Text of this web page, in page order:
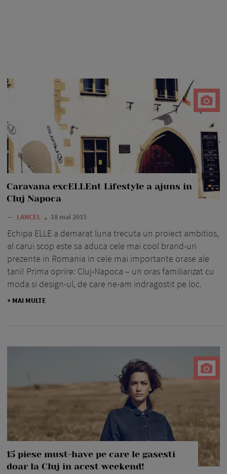
Caravana excELLEnt Lifestyle a ajuns in
Cluj Napoca
— LANCEL 18 mai 2015
Echipa ELLE a demarat luna trecuta un proiect ambitios,
al carui scop este sa aduca cele mai cool brand-uri
prezente in Romania in cele mai importante orase ale
tarii! Prima oprire: Cluj-Napoca – un oras familiarizat cu
moda si design-ul, de care ne-am indragostit pe loc.
+ MAI MULTE
15 piese must-have pe care le gasesti
doar la Cluj in acest weekend!